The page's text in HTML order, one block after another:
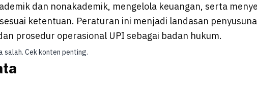
dan nonakademik, mengelola keuangan, serta
ketentuan. Peraturan ini menjadi landasan
prosedur operasional UPI sebagai badan hukum.
salah. Cek konten penting.